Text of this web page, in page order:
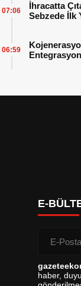
İhracatta
Sebzede İlk
07:06
06:59
E-
haber,